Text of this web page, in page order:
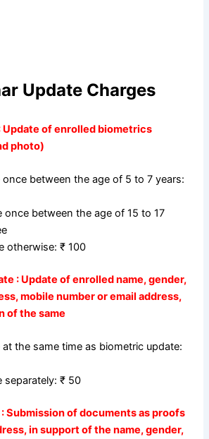
Update Charges
Update of enrolled biometrics
photo)
once between the age of 5 to 7 years:
once between the age of 15 to 17
otherwise: ₹ 100
: Update of enrolled name, gender,
mobile number or email address,
of the same
at the same time as biometric update:
separately: ₹ 50
Submission of documents as proofs
in support of the name, gender,